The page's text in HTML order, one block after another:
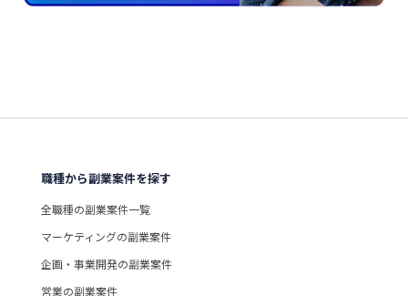
職種から副業案件を探す
全職種の副業案件一覧
マーケティングの副業案件
企画・事業開発の副業案件
営業の副業案件